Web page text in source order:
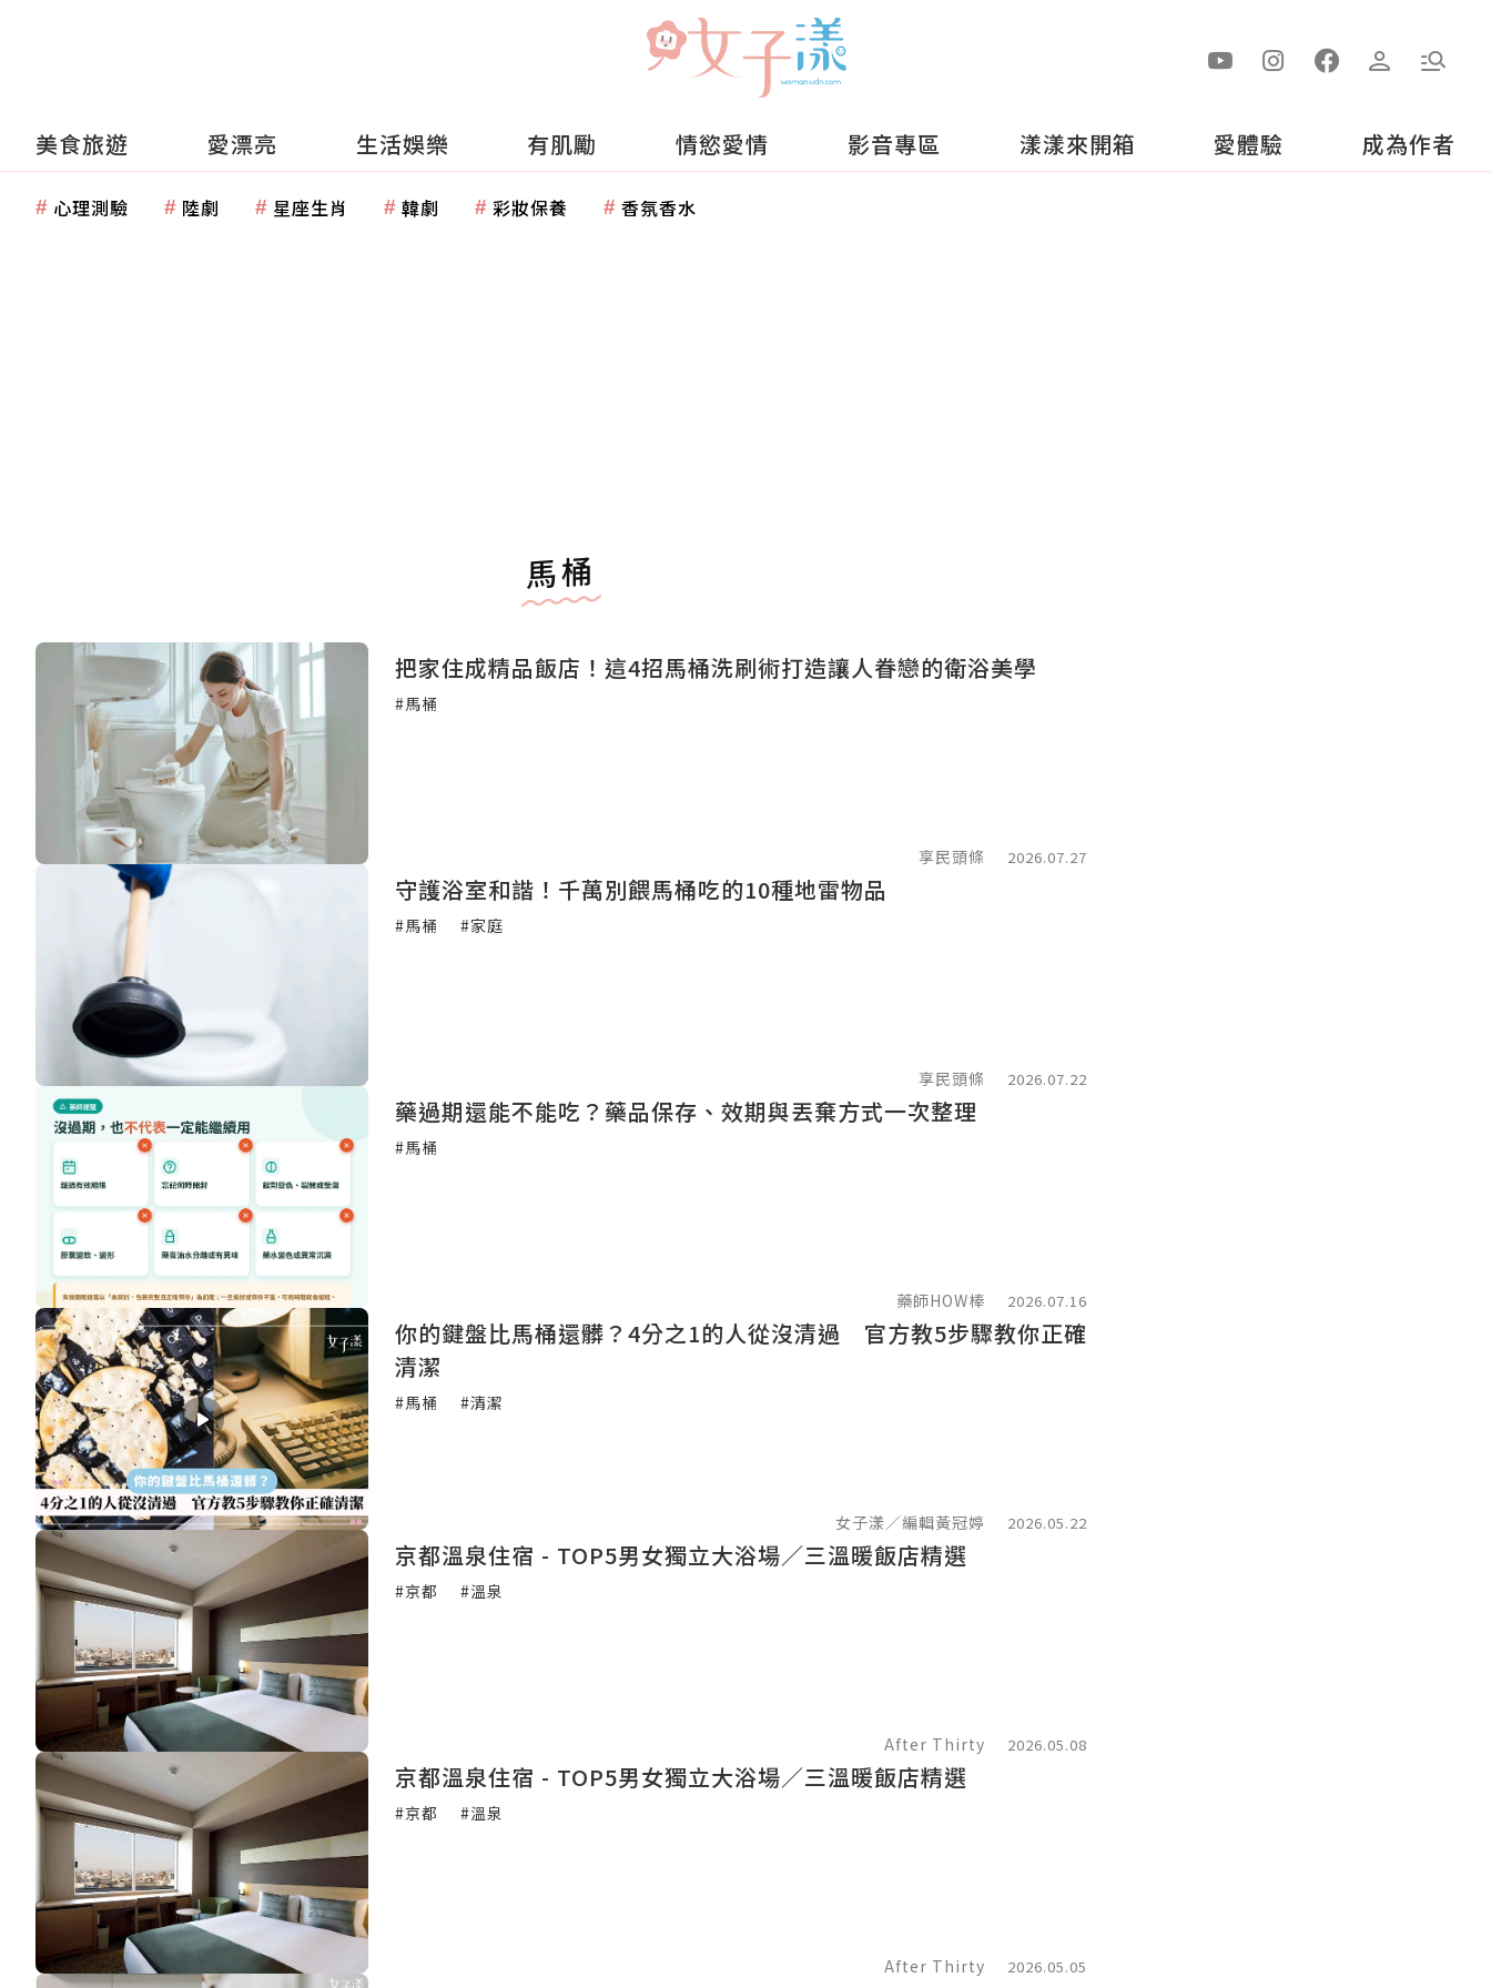
美食旅遊 愛漂亮 生活娛樂 有肌勵 情慾愛情 影音專區 漾漾來開箱 愛體驗 成為作者
心理測驗 陸劇 星座生肖 韓劇 彩妝保養 香氛香水
馬桶
把家住成精品飯店！這4招馬桶洗刷術打造讓人眷戀的衛浴美學
#馬桶
享民頭條 2026.07.27
守護浴室和諧！千萬別餵馬桶吃的10種地雷物品
#馬桶 #家庭
享民頭條 2026.07.22
藥過期還能不能吃？藥品保存、效期與丟棄方式一次整理
#馬桶
藥師HOW棒 2026.07.16
你的鍵盤比馬桶還髒？4分之1的人從沒清過 官方教5步驟教你正確
清潔
#馬桶 #清潔
女子漾／編輯黃冠婷 2026.05.22
京都溫泉住宿 - TOP5男女獨立大浴場／三溫暖飯店精選
#京都 #溫泉
After Thirty 2026.05.08
京都溫泉住宿 - TOP5男女獨立大浴場／三溫暖飯店精選
#京都 #溫泉
After Thirty 2026.05.05